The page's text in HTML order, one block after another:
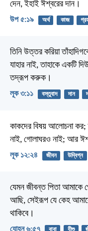
দেন, ইহাই ঈশ্বরের দান।
উপ ৫:১৯ অর্থ কাজ
তিনি উত্তর করিয়া
যাহার নাই, তাহাকে একটি
তদ্রূপ করুক।
লূক ৩:১১ বস্তুবাদ দান
কাকদের বিষয় আলোচনা কর;
নাই, গোলাঘরও নাই; আর
লূক ১২:২৪ জীবন উদ্বিগ্ন
যেমন জীবন্ত পিতা আমাকে
আছি, সেইরূপ যে কেহ
থাকিবে।